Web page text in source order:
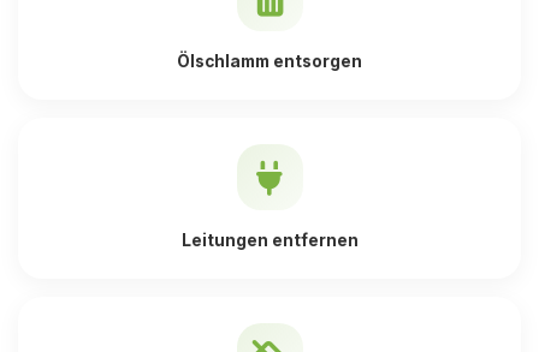
Ölschlamm entsorgen
Leitungen entfernen